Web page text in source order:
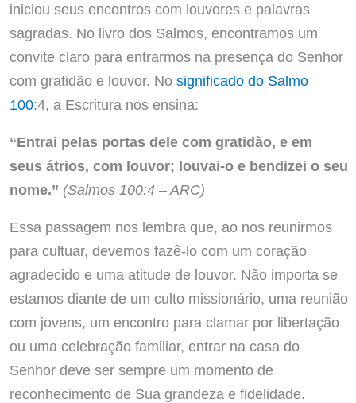
iniciou seus encontros com louvores e palavras
sagradas. No livro dos Salmos, encontramos um
convite claro para entrarmos na presença do Senhor
com gratidão e louvor. No significado do Salmo
100:4, a Escritura nos ensina:
“Entrai pelas portas dele com gratidão, e em
seus átrios, com louvor; louvai-o e bendizei o seu
nome.” (Salmos 100:4 – ARC)
Essa passagem nos lembra que, ao nos reunirmos
para cultuar, devemos fazê-lo com um coração
agradecido e uma atitude de louvor. Não importa se
estamos diante de um culto missionário, uma reunião
com jovens, um encontro para clamar por libertação
ou uma celebração familiar, entrar na casa do
Senhor deve ser sempre um momento de
reconhecimento de Sua grandeza e fidelidade.